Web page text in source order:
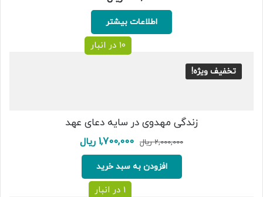
اطلاعات بیشتر
تخفیف ویژه!
10 در انبار
زندگی مهدوی در سایه دعای عهد
2,000,000 ریال قیمت
اصلی:
2,000,000 ریال
بود.
1,700,000 ریالقیمت
افزودن به سبد خرید
1 در انبار